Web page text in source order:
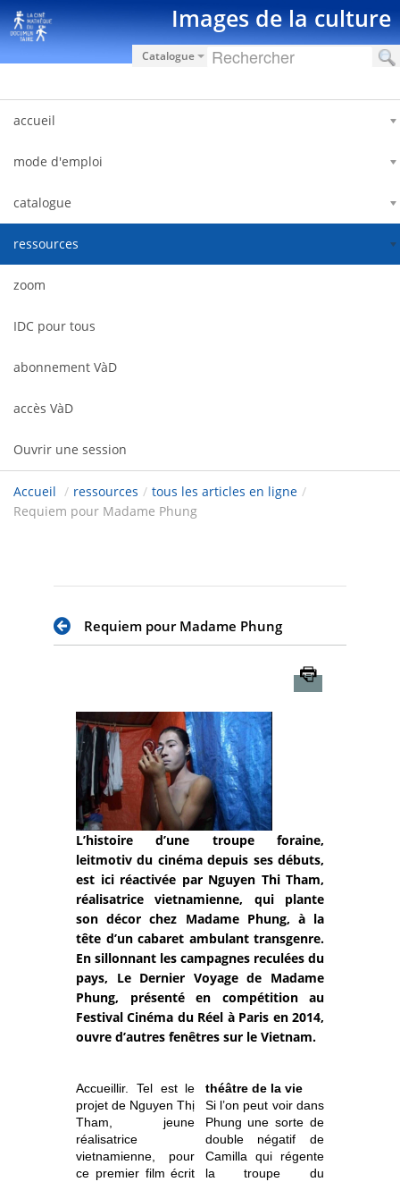
Saut au contenu Images de la culture
Catalogue
accueil
mode d'emploi
catalogue
ressources
zoom
IDC pour tous
abonnement VàD
accès VàD
Ouvrir une session
Accueil / ressources / tous les articles en ligne /
Requiem pour Madame Phung
Requiem pour Madame Phung
L’histoire d’une troupe foraine,
leitmotiv du cinéma depuis ses débuts,
est ici réactivée par Nguyen Thi Tham,
réalisatrice vietnamienne, qui plante
son décor chez Madame Phung, à la
tête d’un cabaret ambulant transgenre.
En sillonnant les campagnes reculées du
pays, Le Dernier Voyage de Madame
Phung, présenté en compétition au
Festival Cinéma du Réel à Paris en 2014,
ouvre d’autres fenêtres sur le Vietnam.
Accueillir. Tel est le
projet de Nguyen Thị
Tham, jeune
réalisatrice
vietnamienne, pour
ce premier film écrit
théâtre de la vie
Si l’on peut voir dans
Phung une sorte de
double négatif de
Camilla qui régente
la troupe du